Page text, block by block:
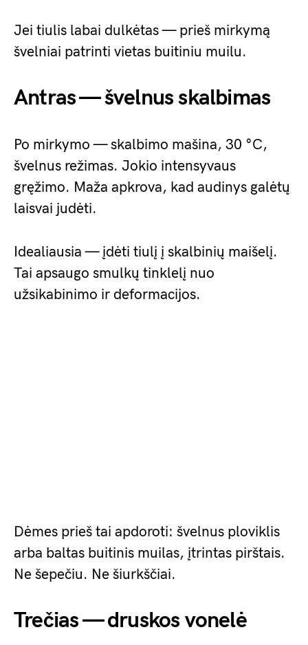
Jei tiulis labai dulkėtas — prieš mirkymą
švelniai patrinti vietas buitiniu muilu.
Antras — švelnus skalbimas
Po mirkymo — skalbimo mašina, 30 °C,
švelnus režimas. Jokio intensyvaus
gręžimo. Maža apkrova, kad audinys galėtų
laisvai judėti.
Idealiausia — įdėti tiulį į skalbinių maišelį.
Tai apsaugo smulkų tinklelį nuo
užsikabinimo ir deformacijos.
Dėmes prieš tai apdoroti: švelnus ploviklis
arba baltas buitinis muilas, įtrintas pirštais.
Ne šepečiu. Ne šiurkščiai.
Trečias — druskos vonelė